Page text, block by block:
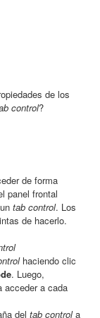
de los
control?
de forma
panel frontal
tab control. Los
de hacerlo.
haciendo clic
. Luego,
acceder a cada
del tab controla